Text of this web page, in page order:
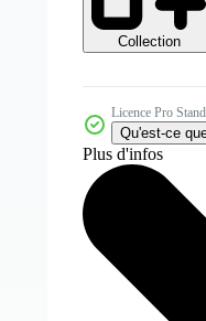
Collection
Licence Pro
Qu'est-ce
Plus d'infos